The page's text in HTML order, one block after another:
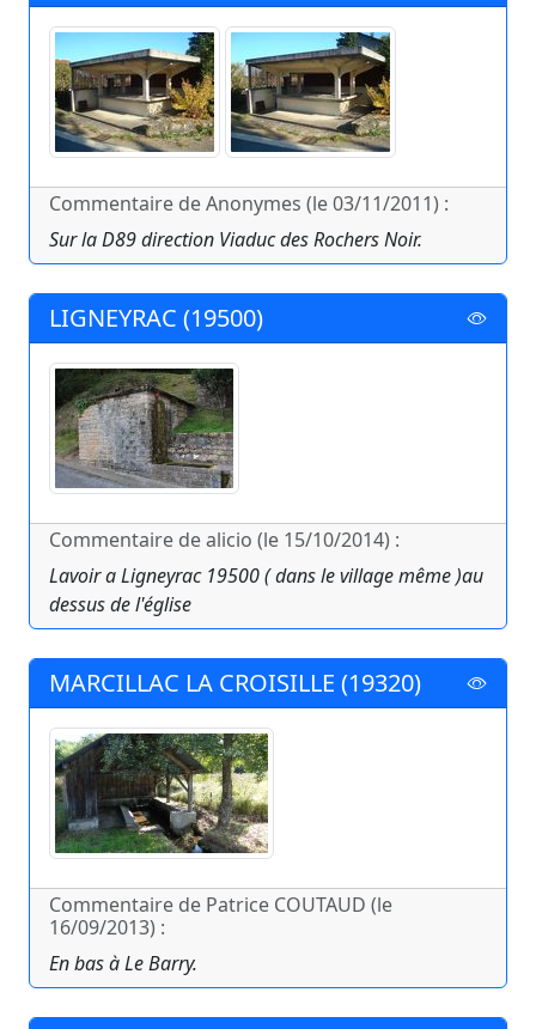
Commentaire de Anonymes (le 03/11/2011) :
Sur la D89 direction Viaduc des Rochers Noir.
LIGNEYRAC (19500)
Commentaire de alicio (le 15/10/2014) :
Lavoir a Ligneyrac 19500 ( dans le village même )au
dessus de l'église
MARCILLAC LA CROISILLE (19320)
Commentaire de Patrice COUTAUD (le
16/09/2013) :
En bas à Le Barry.